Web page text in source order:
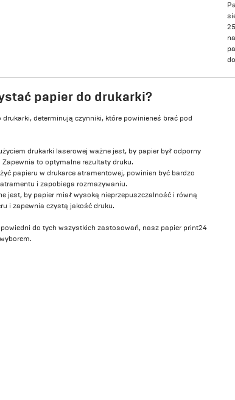
papier do drukarki?
determinują czynniki, które powinieneś brać pod
drukarki laserowej ważne jest, by papier był odporny
Zapewnia to optymalne rezultaty druku.
papieru w drukarce atramentowej, powinien być bardzo
i zapobiega rozmazywaniu.
jest, by papier miał wysoką nieprzepuszczalność i równą
i zapewnia czystą jakość druku.
do tych wszystkich zastosowań, nasz papier print24